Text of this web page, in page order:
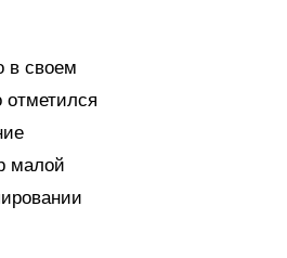
в своем
отметился
малой